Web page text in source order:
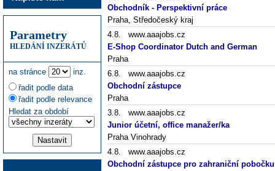
Parametry
HLEDÁNÍ INZERÁTŮ
na stránce
inz.
řadit podle data
řadit podle relevance
Hledat za období
Obchodník - Perspektivní práce
Praha, Středočeský kraj
4.8. www.aaajobs.cz
E-Shop Coordinator Dutch and German
Praha
6.8. www.aaajobs.cz
Obchodní zástupce
Praha
3.8. www.aaajobs.cz
Junior účetní, office manažer/ka
Praha Vinohrady
4.8. www.aaajobs.cz
Obchodní zástupce pro zahraniční pobočku